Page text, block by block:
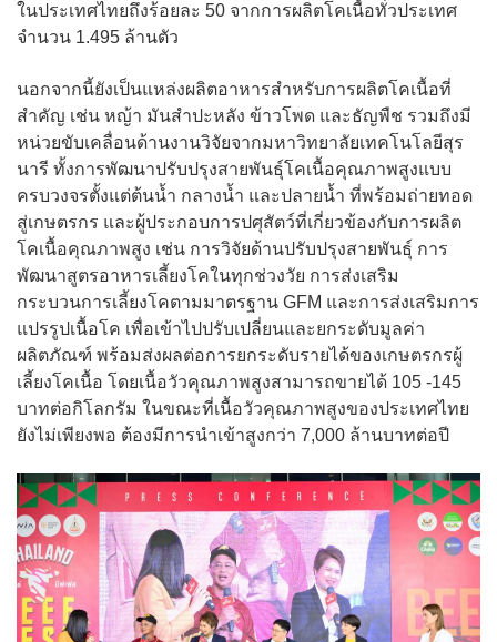
ในประเทศไทยถึงร้อยละ 50 จากการผลิตโคเนื้อทั่วประเทศ
จำนวน 1.495 ล้านตัว
นอกจากนี้ยังเป็นแหล่งผลิตอาหารสำหรับการผลิตโคเนื้อที่
สำคัญ เช่น หญ้า มันสำปะหลัง ข้าวโพด และธัญพืช รวมถึงมี
หน่วยขับเคลื่อนด้านงานวิจัยจากมหาวิทยาลัยเทคโนโลยีสุร
นารี ทั้งการพัฒนาปรับปรุงสายพันธุ์โคเนื้อคุณภาพสูงแบบ
ครบวงจรตั้งแต่ต้นน้ำ กลางน้ำ และปลายน้ำ ที่พร้อมถ่ายทอด
สู่เกษตรกร และผู้ประกอบการปศุสัตว์ที่เกี่ยวข้องกับการผลิต
โคเนื้อคุณภาพสูง เช่น การวิจัยด้านปรับปรุงสายพันธุ์ การ
พัฒนาสูตรอาหารเลี้ยงโคในทุกช่วงวัย การส่งเสริม
กระบวนการเลี้ยงโคตามมาตรฐาน GFM และการส่งเสริมการ
แปรรูปเนื้อโค เพื่อเข้าไปปรับเปลี่ยนและยกระดับมูลค่า
ผลิตภัณฑ์ พร้อมส่งผลต่อการยกระดับรายได้ของเกษตรกรผู้
เลี้ยงโคเนื้อ โดยเนื้อวัวคุณภาพสูงสามารถขายได้ 105 -145
บาทต่อกิโลกรัม ในขณะที่เนื้อวัวคุณภาพสูงของประเทศไทย
ยังไม่เพียงพอ ต้องมีการนำเข้าสูงกว่า 7,000 ล้านบาทต่อปี